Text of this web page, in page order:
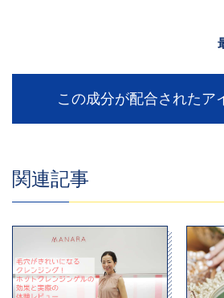
この成分が配合されたア
関連記事